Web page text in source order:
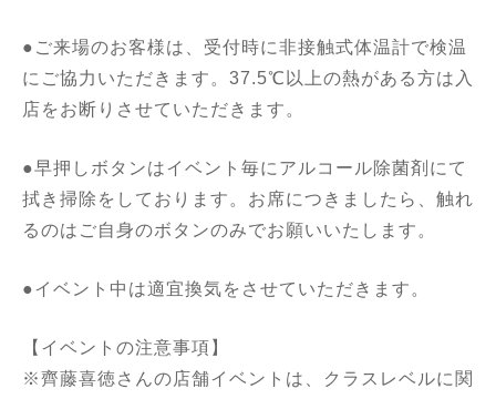
●ご来場のお客様は、受付時に非接触式体温計で検温
にご協力いただきます。37.5℃以上の熱がある方は入
店をお断りさせていただきます。
●早押しボタンはイベント毎にアルコール除菌剤にて
拭き掃除をしております。お席につきましたら、触れ
るのはご自身のボタンのみでお願いいたします。
●イベント中は適宜換気をさせていただきます。
【イベントの注意事項】
※齊藤喜徳さんの店舗イベントは、クラスレベルに関